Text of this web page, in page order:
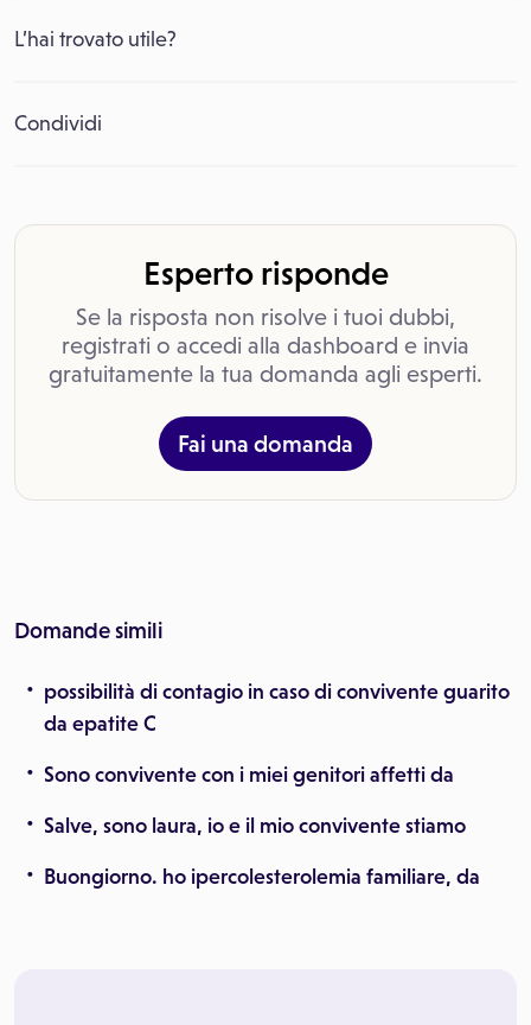
L’hai trovato utile?
Condividi
Esperto risponde
Se la risposta non risolve i tuoi dubbi,
registrati o accedi alla dashboard e invia
gratuitamente la tua domanda agli esperti.
Fai una domanda
Domande simili
possibilità di contagio in caso di convivente guarito
da epatite C
Sono convivente con i miei genitori affetti da
Salve, sono laura, io e il mio convivente stiamo
Buongiorno. ho ipercolesterolemia familiare, da